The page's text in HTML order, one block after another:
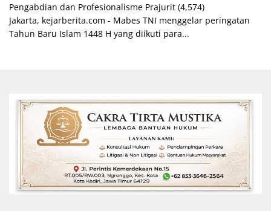
Pengabdian dan Profesionalisme Prajurit (4,574)
Jakarta, kejarberita.com - Mabes TNI menggelar peringatan
Tahun Baru Islam 1448 H yang diikuti para...